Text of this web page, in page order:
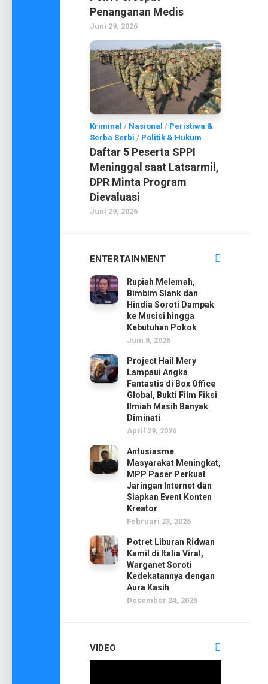
Penanganan Medis
Juni 29, 2026
Kriminal / Nasional / Peristiwa &
Serba Serbi / Politik & Hukum
Daftar 5 Peserta SPPI
Meninggal saat Latsarmil,
DPR Minta Program
Dievaluasi
Juni 29, 2026
ENTERTAINMENT
Rupiah Melemah,
Bimbim Slank dan
Hindia Soroti Dampak
ke Musisi hingga
Kebutuhan Pokok
Juni 8, 2026
Project Hail Mery
Lampaui Angka
Fantastis di Box Office
Global, Bukti Film Fiksi
Ilmiah Masih Banyak
Diminati
April 29, 2026
Antusiasme
Masyarakat Meningkat,
MPP Paser Perkuat
Jaringan Internet dan
Siapkan Event Konten
Kreator
Februari 23, 2026
Potret Liburan Ridwan
Kamil di Italia Viral,
Warganet Soroti
Kedekatannya dengan
Aura Kasih
Desember 24, 2025
VIDEO